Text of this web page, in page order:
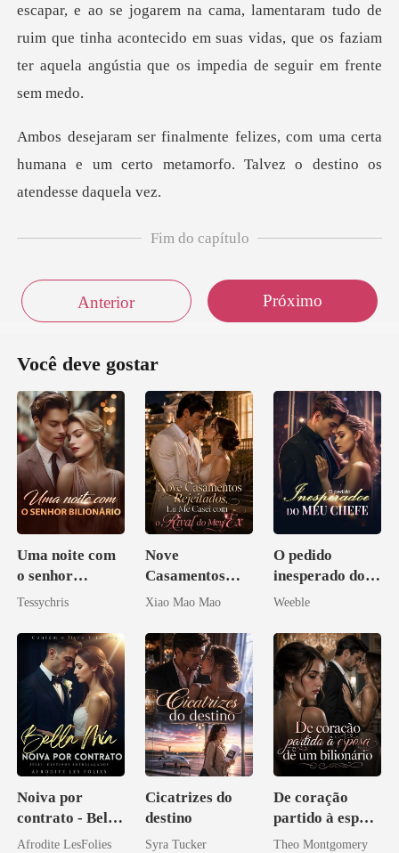
escapar, e ao se jogarem na cama, lamentaram tudo de
ruim que ti
om uma certa
humana e um certo metamorfo.
Fim do capítulo
Anterior Próximo
Você deve gostar
Uma noite com
o senhor
Bilionário
Tessychris
Nove
Casamentos
Rejeitados, Eu
Rival do Meu
Ex
Xiao Mao Mao
O pedido
inesperado do
meu chefe
Weeble
Noiva por
contrato - Bella
Mia
Afrodite LesFolies
Cicatrizes do
destino
Syra Tucker
De coração
partido à esposa
de um bilionário
Theo Montgomery